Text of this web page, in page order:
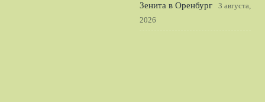
Зенита в Оренбург
3 августа,
2026